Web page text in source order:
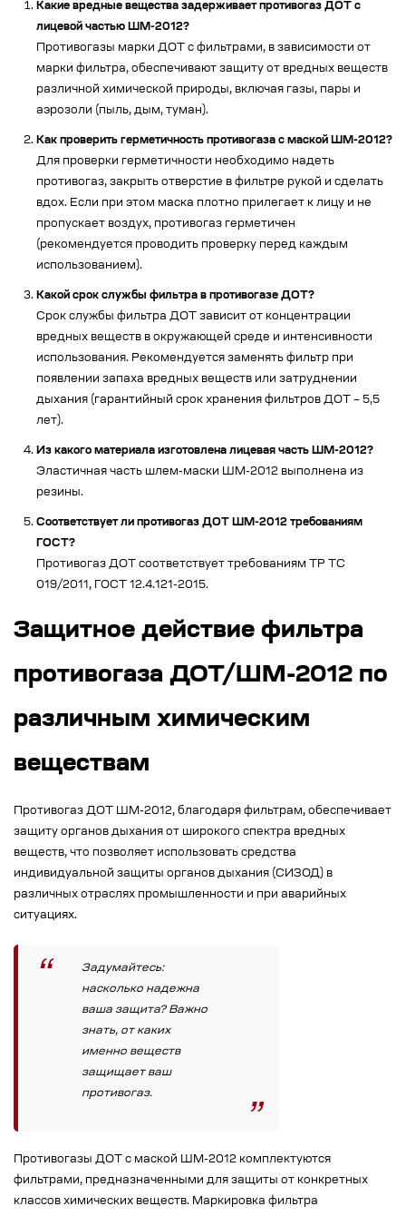
Какие вредные вещества задерживает противогаз ДОТ с
лицевой частью ШМ-2012?
Противогазы марки ДОТ с фильтрами, в зависимости от
марки фильтра, обеспечивают защиту от вредных веществ
различной химической природы, включая газы, пары и
аэрозоли (пыль, дым, туман).
Как проверить герметичность противогаза с маской ШМ-2012?
Для проверки герметичности необходимо надеть
противогаз, закрыть отверстие в фильтре рукой и сделать
вдох. Если при этом маска плотно прилегает к лицу и не
пропускает воздух, противогаз герметичен
(рекомендуется проводить проверку перед каждым
использованием).
Какой срок службы фильтра в противогазе ДОТ?
Срок службы фильтра ДОТ зависит от концентрации
вредных веществ в окружающей среде и интенсивности
использования. Рекомендуется заменять фильтр при
появлении запаха вредных веществ или затруднении
дыхания (гарантийный срок хранения фильтров ДОТ – 5,5
лет).
Из какого материала изготовлена лицевая часть ШМ-2012?
Эластичная часть шлем-маски ШМ-2012 выполнена из
резины.
Соответствует ли противогаз ДОТ ШМ-2012 требованиям
ГОСТ?
Противогаз ДОТ соответствует требованиям ТР ТС
019/2011, ГОСТ 12.4.121-2015.
Защитное действие фильтра
противогаза ДОТ/ШМ-2012 по
различным химическим
веществам
Противогаз ДОТ ШМ-2012, благодаря фильтрам, обеспечивает
защиту органов дыхания от широкого спектра вредных
веществ, что позволяет использовать средства
индивидуальной защиты органов дыхания (СИЗОД) в
различных отраслях промышленности и при аварийных
ситуациях.
Задумайтесь:
насколько надежна
ваша защита? Важно
знать, от каких
именно веществ
защищает ваш
противогаз.
Противогазы ДОТ с маской ШМ-2012 комплектуются
фильтрами, предназначенными для защиты от конкретных
классов химических веществ. Маркировка фильтра